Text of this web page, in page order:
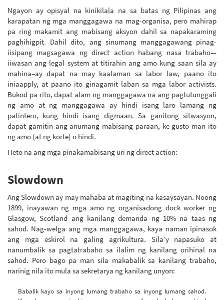
Ngayon ay opisyal na kinikilala na sa batas ng Pilipinas ang
karapatan ng mga manggagawa na mag-organisa, pero mahirap
pa ring makamit ang mabisang aksyon dahil sa napakaraming
paghihigpit. Dahil dito, ang sinumang manggagawang pinag-
iisipang magsagawa ng direct action habang nasa trabaho—
iiwasan ang legal system at titirahin ang amo kung saan sila ay
mahina–ay dapat na may kaalaman sa labor law, paano ito
iniaapply, at paano ito ginagamit laban sa mga labor activists.
Bukod pa rito, dapat alam ng manggagawa na ang pagtutunggali
ng amo at ng manggagawa ay hindi isang laro lamang ng
patintero, kung hindi isang digmaan. Sa ganitong sitwasyon,
dapat gamitin ang anumang mabisang paraan, ke gusto man ito
ng amo (at ng korte) o hindi.
Heto na ang mga pinakamabisang uri ng direct action:
Slowdown
Ang Slowdown ay may mahaba at magiting na kasaysayan. Noong
1899, inayawan ng mga amo ng organisadong dock worker ng
Glasgow, Scotland ang kanilang demanda ng 10% na taas ng
sahod. Nag-welga ang mga manggagawa, kaya naman ipinasok
ang mga eskirol na galing agrikultura. Sila’y napasuko at
nanumbalik sa pagtatrabaho sa ilalim ng kanilang orihinal na
sahod. Pero bago pa man sila makabalik sa kanilang trabaho,
narinig nila ito mula sa sekretarya ng kanilang unyon:
Babalik kayo sa inyong lumang trabaho sa inyong lumang sahod.